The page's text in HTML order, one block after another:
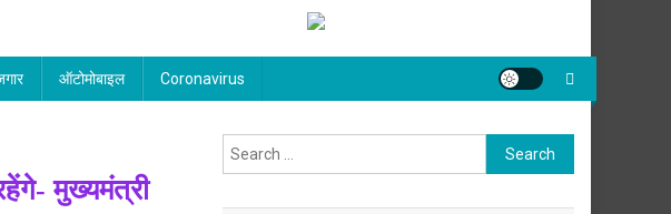
ऑटोमोबाइल Coronavirus
मुख्यमंत्री
Search
for: